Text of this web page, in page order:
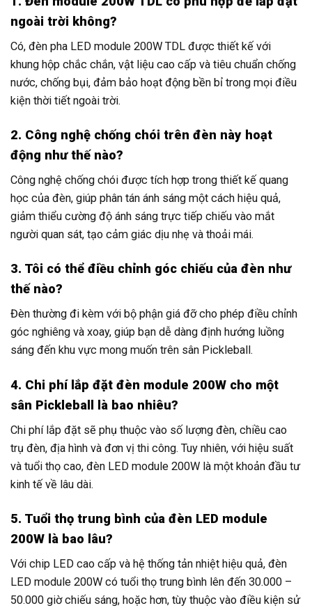
ngoài trời không?
Có, đèn pha LED module 200W TDL được thiết kế với
khung hộp chắc chắn, vật liệu cao cấp và tiêu chuẩn chống
nước, chống bụi, đảm bảo hoạt động bền bỉ trong mọi điều
kiện thời tiết ngoài trời.
2. Công nghệ chống chói trên đèn này hoạt
động như thế nào?
Công nghệ chống chói được tích hợp trong thiết kế quang
học của đèn, giúp phân tán ánh sáng một cách hiệu quả,
giảm thiểu cường độ ánh sáng trực tiếp chiếu vào mắt
người quan sát, tạo cảm giác dịu nhẹ và thoải mái.
3. Tôi có thể điều chỉnh góc chiếu của đèn như
thế nào?
Đèn thường đi kèm với bộ phận giá đỡ cho phép điều chỉnh
góc nghiêng và xoay, giúp bạn dễ dàng định hướng luồng
sáng đến khu vực mong muốn trên sân Pickleball.
4. Chi phí lắp đặt đèn module 200W cho một
sân Pickleball là bao nhiêu?
Chi phí lắp đặt sẽ phụ thuộc vào số lượng đèn, chiều cao
trụ đèn, địa hình và đơn vị thi công. Tuy nhiên, với hiệu suất
và tuổi thọ cao, đèn LED module 200W là một khoản đầu tư
kinh tế về lâu dài.
5. Tuổi thọ trung bình của đèn LED module
200W là bao lâu?
Với chip LED cao cấp và hệ thống tản nhiệt hiệu quả, đèn
LED module 200W có tuổi thọ trung bình lên đến 30.000 –
50.000 giờ chiếu sáng, hoặc hơn, tùy thuộc vào điều kiện sử